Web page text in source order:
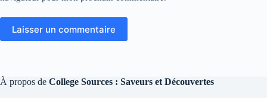
Laisser un commentaire
À propos de College Sources : Saveurs et Découvertes